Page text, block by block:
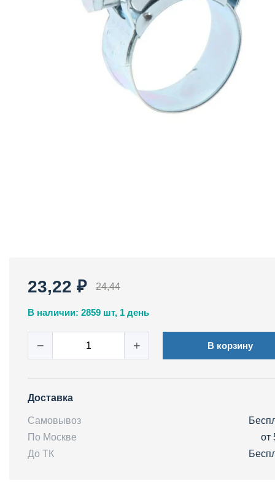
23,22 ₽ 24,44
В наличии: 2859 шт, 1 день
− + В корзину
Доставка
Самовывоз
По Москве
от
До ТК